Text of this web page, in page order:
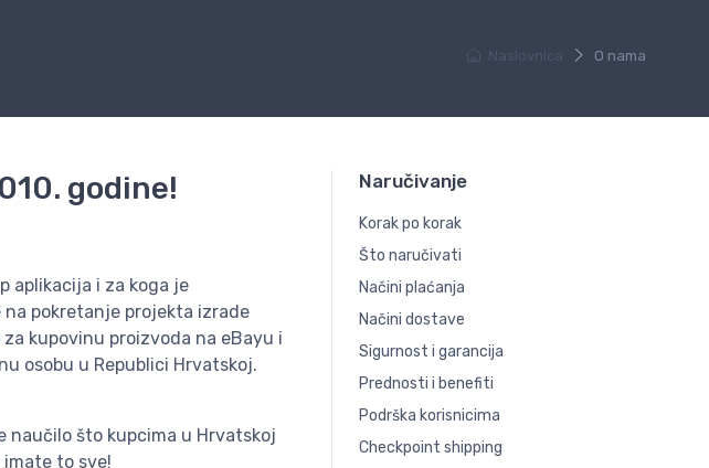
Naslovnica O nama
godine!
aplikacija i za koga je
na pokretanje projekta izrade
kupovinu proizvoda na eBayu i
osobu u Republici Hrvatskoj.
naučilo što kupcima u Hrvatskoj
to sve!
Naručivanje
Korak po korak
Što naručivati
Načini plaćanja
Načini dostave
Sigurnost i garancija
Prednosti i benefiti
Podrška korisnicima
Checkpoint shipping